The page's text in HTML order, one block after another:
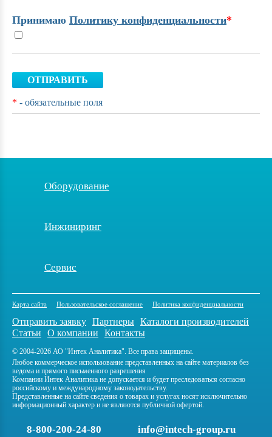
Принимаю Политику конфиденциальности*
ОТПРАВИТЬ
* - обязательные поля
Оборудование
Инжиниринг
Сервис
Карта сайта Пользовательское соглашение Политика конфиденциальности
Отправить заявку Партнеры Каталоги производителей
Статьи
О компании Контакты
© 2004-2026 АО "Интек Аналитика". Все права защищены.
Любое коммерческое использование представленных на сайте материалов без
ведома и прямого письменного разрешения
Компании Интек Аналитика не допускается и будет преследоваться согласно
российскому и международному законодательству.
Представленные на сайте сведения о товарах и услугах носят исключительно
информационный характер и не являются публичной офертой.
8-800-200-24-80 info@intech-group.ru